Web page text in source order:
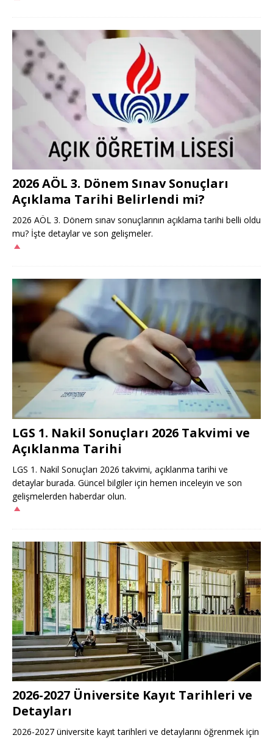
2026 AÖL 3. Dönem Sınav Sonuçları
Açıklama Tarihi Belirlendi mi?
2026 AÖL 3. Dönem sınav sonuçlarının açıklama tarihi belli oldu
mu? İşte detaylar ve son gelişmeler.
LGS 1. Nakil Sonuçları 2026 Takvimi ve
Açıklanma Tarihi
LGS 1. Nakil Sonuçları 2026 takvimi, açıklanma tarihi ve
detaylar burada. Güncel bilgiler için hemen inceleyin ve son
gelişmelerden haberdar olun.
2026-2027 Üniversite Kayıt Tarihleri ve
Detayları
2026-2027 üniversite kayıt tarihleri ve detaylarını öğrenmek için